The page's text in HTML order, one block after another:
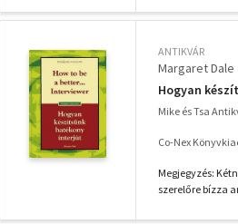
ANTIKVÁR
Margaret Dale
Hogyan
Mike és Tsa
Co-Nex
Megjegyzés:
szerelőre bízza